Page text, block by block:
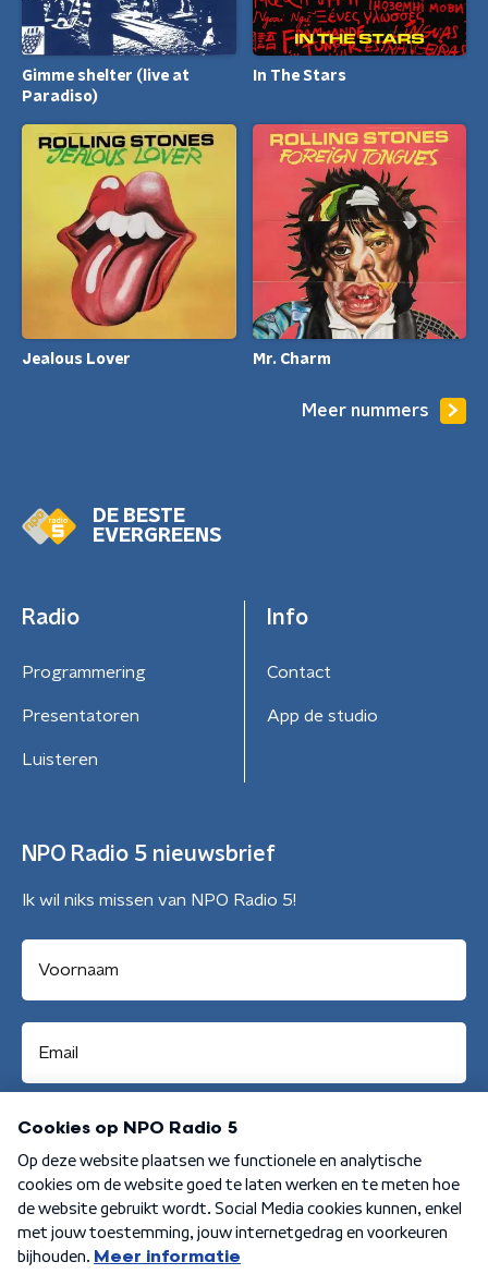
Gimme shelter (live at
Paradiso)
In The Stars
Jealous Lover Mr. Charm
Meer nummers
DE BESTE
EVERGREENS
Radio
Programmering
Presentatoren
Luisteren
Info
Contact
App de studio
NPO Radio 5 nieuwsbrief
Ik wil niks missen van NPO Radio 5!
Aanmelden
Algemene voorwaarden Privacybeleid